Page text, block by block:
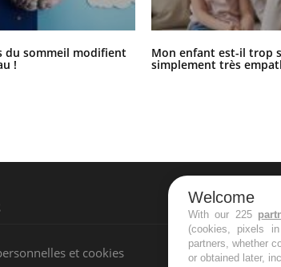
du sommeil modifient
!
Mon enfant est-il trop
simplement très
et cookies
Recevez
infos santé
Welcome
With our 225
(cookies, pixels
partners, whether
or obtained later,